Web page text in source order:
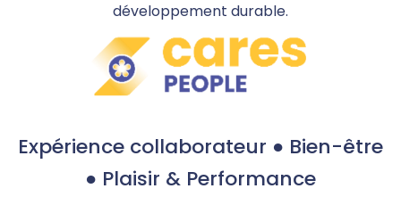
développement durable.
Expérience collaborateur ● Bien-être
● Plaisir & Performance